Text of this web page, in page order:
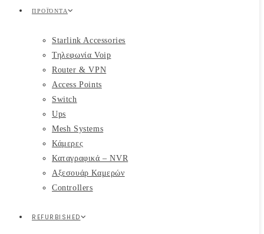
ΠΡΟΪΌΝΤΑ
Starlink Accessories
Τηλεφωνία Voip
Router & VPN
Access Points
Switch
Ups
Mesh Systems
Κάμερες
Καταγραφικά – NVR
Αξεσουάρ Καμερών
Controllers
REFURBISHED